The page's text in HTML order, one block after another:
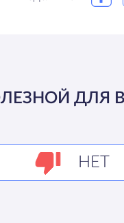
ДЛЯ
НЕТ